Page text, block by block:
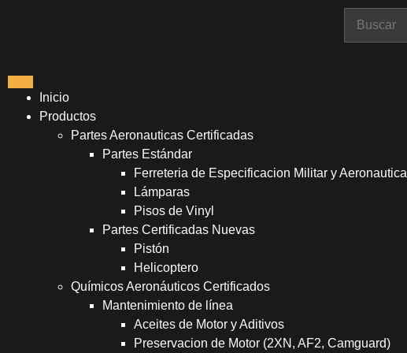
Inicio
Productos
Partes Aeronauticas Certificadas
Partes Estándar
Ferreteria de Especificacion Militar y Aeronautica
Lámparas
Pisos de Vinyl
Partes Certificadas Nuevas
Pistón
Helicoptero
Químicos Aeronáuticos Certificados
Mantenimiento de línea
Aceites de Motor y Aditivos
Preservacion de Motor (2XN, AF2, Camguard)